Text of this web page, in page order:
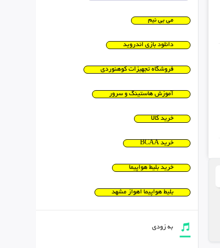
می بی نیم
دانلود بازی اندروید
فروشگاه تجهیزات کوهنوردی
آموزش هاستینگ و سرور
خرید کالا
خرید BCAA
خرید بلیط هواپیما
بلیط هواپیما اهواز مشهد
به زودی